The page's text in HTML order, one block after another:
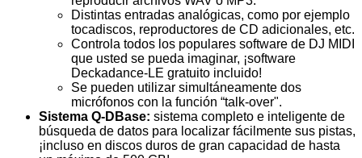
Distintas entradas analógicas, como por ejemplo
tocadiscos, reproductores de CD adicionales, etc.
Controla todos los populares software de DJ MIDI
que usted se pueda imaginar, ¡software
Deckadance-LE gratuito incluido!
Se pueden utilizar simultáneamente dos
micrófonos con la función “talk-over".
Sistema Q-DBase: sistema completo e inteligente de
búsqueda de datos para localizar fácilmente sus pistas,
¡incluso en discos duros de gran capacidad de hasta